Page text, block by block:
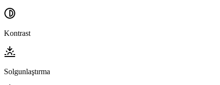
Kontrast
Solgunlaştırma